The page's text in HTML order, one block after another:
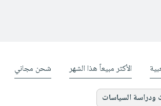
الأكثر مبيعاً هذا الشهر شحن مجاني
ودراسة السياسات